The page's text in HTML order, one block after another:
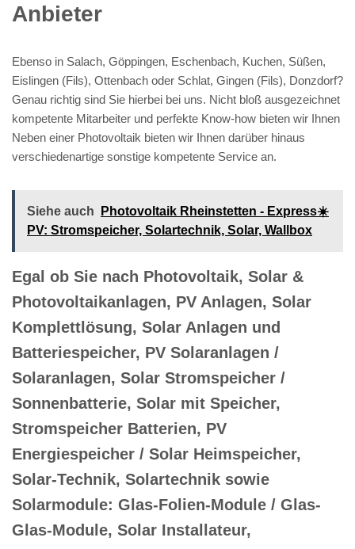
Anbieter
Ebenso in Salach, Göppingen, Eschenbach, Kuchen, Süßen,
Eislingen (Fils), Ottenbach oder Schlat, Gingen (Fils), Donzdorf?
Genau richtig sind Sie hierbei bei uns. Nicht bloß ausgezeichnet
kompetente Mitarbeiter und perfekte Know-how bieten wir Ihnen
Neben einer Photovoltaik bieten wir Ihnen darüber hinaus
verschiedenartige sonstige kompetente Service an.
Siehe auch
Photovoltaik Rheinstetten - Express☀️
PV️: Stromspeicher, Solartechnik, Solar, Wallbox
Egal ob Sie nach Photovoltaik, Solar &
Photovoltaikanlagen, PV Anlagen, Solar
Komplettlösung, Solar Anlagen und
Batteriespeicher, PV Solaranlagen /
Solaranlagen, Solar Stromspeicher /
Sonnenbatterie, Solar mit Speicher,
Stromspeicher Batterien, PV
Energiespeicher / Solar Heimspeicher,
Solar-Technik, Solartechnik sowie
Solarmodule: Glas-Folien-Module / Glas-
Glas-Module, Solar Installateur,